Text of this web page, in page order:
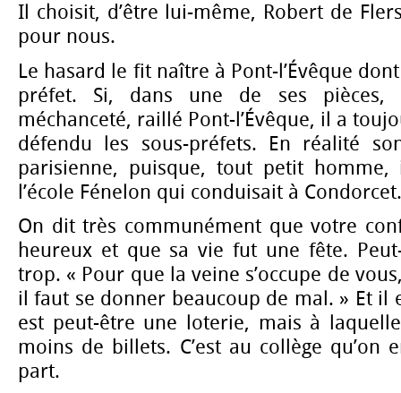
Il choisit, d’être lui-même, Robert de
pour nous.
Le hasard le fit naître à Pont-l’Évêque
préfet. Si, dans une de ses pièces,
méchanceté, raillé Pont-l’Évêque, il a
défendu les sous-préfets. En réalité
parisienne, puisque, tout petit
l’école Fénelon qui conduisait à Condorcet.
On dit très communément que votre
heureux et que sa vie fut une fête.
trop. « Pour que la veine s’occupe de
il faut se donner beaucoup de mal. » Et il
est peut-être une loterie, mais à
moins de billets. C’est au collège qu’on
part.